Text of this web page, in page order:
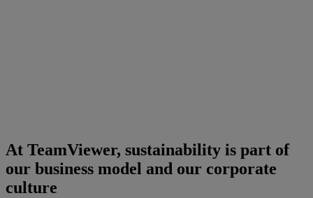
At TeamViewer, sustainability is part of
our business model and our corporate
culture